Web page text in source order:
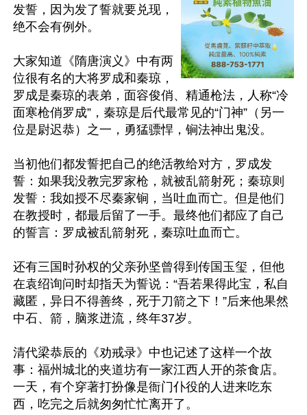
发誓，因为发了誓就要兑现，
绝不会有例外。
大家知道《隋唐演义》中有两
位很有名的大将罗成和秦琼，
罗成是秦琼的表弟，面容俊俏、精通枪法，人称“冷
面寒枪俏罗成”，秦琼是后代最常见的“门神”（另一
位是尉迟恭）之一，勇猛骠悍，锏法神出鬼没。
当初他们都发誓把自己的绝活教给对方，罗成发
誓：如果我没教完罗家枪，就被乱箭射死；秦琼则
发誓：我如授不尽秦家锏，当吐血而亡。但是他们
在教授时，都最后留了一手。最终他们都应了自己
的誓言：罗成被乱箭射死，秦琼吐血而亡。
还有三国时孙权的父亲孙坚曾得到传国玉玺，但他
在袁绍询问时却指天为誓说：“吾若果得此宝，私自
藏匿，异日不得善终，死于刀箭之下！”后来他果然
中石、箭，脑浆迸流，终年37岁。
清代梁恭辰的《劝戒录》中也记述了这样一个故
事：福州城北的夹道坊有一家江西人开的茶食店。
一天，有个穿著打扮像是衙门仆役的人进来吃东
西，吃完之后就匆匆忙忙离开了。